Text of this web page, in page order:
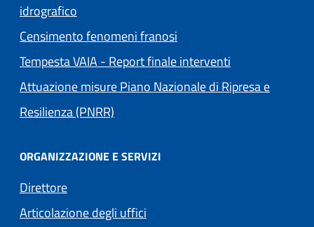
idrografico
Censimento fenomeni franosi
Tempesta VAIA - Report finale interventi
Attuazione misure Piano Nazionale di Ripresa e
Resilienza (PNRR)
ORGANIZZAZIONE E SERVIZI
Direttore
Articolazione degli uffici